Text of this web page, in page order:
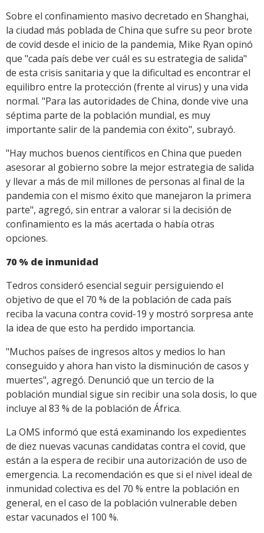
Sobre el confinamiento masivo decretado en Shanghai,
la ciudad más poblada de China que sufre su peor brote
de covid desde el inicio de la pandemia, Mike Ryan opinó
que "cada país debe ver cuál es su estrategia de salida"
de esta crisis sanitaria y que la dificultad es encontrar el
equilibro entre la protección (frente al virus) y una vida
normal. "Para las autoridades de China, donde vive una
séptima parte de la población mundial, es muy
importante salir de la pandemia con éxito", subrayó.
"Hay muchos buenos científicos en China que pueden
asesorar al gobierno sobre la mejor estrategia de salida
y llevar a más de mil millones de personas al final de la
pandemia con el mismo éxito que manejaron la primera
parte", agregó, sin entrar a valorar si la decisión de
confinamiento es la más acertada o había otras
opciones.
70 % de inmunidad
Tedros consideró esencial seguir persiguiendo el
objetivo de que el 70 % de la población de cada país
reciba la vacuna contra covid-19 y mostró sorpresa ante
la idea de que esto ha perdido importancia.
"Muchos países de ingresos altos y medios lo han
conseguido y ahora han visto la disminución de casos y
muertes", agregó. Denunció que un tercio de la
población mundial sigue sin recibir una sola dosis, lo que
incluye al 83 % de la población de África.
La OMS informó que está examinando los expedientes
de diez nuevas vacunas candidatas contra el covid, que
están a la espera de recibir una autorización de uso de
emergencia. La recomendación es que si el nivel ideal de
inmunidad colectiva es del 70 % entre la población en
general, en el caso de la población vulnerable deben
estar vacunados el 100 %.